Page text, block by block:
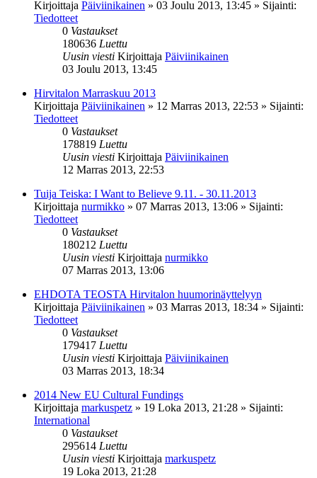
Kirjoittaja Päiviinikainen » 03 Joulu 2013, 13:45 » Sijainti:
Tiedotteet
0 Vastaukset
180636 Luettu
Uusin viesti Kirjoittaja Päiviinikainen
03 Joulu 2013, 13:45
Hirvitalon Marraskuu 2013
Kirjoittaja Päiviinikainen » 12 Marras 2013, 22:53 » Sijainti:
Tiedotteet
0 Vastaukset
178819 Luettu
Uusin viesti Kirjoittaja Päiviinikainen
12 Marras 2013, 22:53
Tuija Teiska: I Want to Believe 9.11. - 30.11.2013
Kirjoittaja nurmikko » 07 Marras 2013, 13:06 » Sijainti:
Tiedotteet
0 Vastaukset
180212 Luettu
Uusin viesti Kirjoittaja nurmikko
07 Marras 2013, 13:06
EHDOTA TEOSTA Hirvitalon huumorinäyttelyyn
Kirjoittaja Päiviinikainen » 03 Marras 2013, 18:34 » Sijainti:
Tiedotteet
0 Vastaukset
179417 Luettu
Uusin viesti Kirjoittaja Päiviinikainen
03 Marras 2013, 18:34
2014 New EU Cultural Fundings
Kirjoittaja markuspetz » 19 Loka 2013, 21:28 » Sijainti:
International
0 Vastaukset
295614 Luettu
Uusin viesti Kirjoittaja markuspetz
19 Loka 2013, 21:28